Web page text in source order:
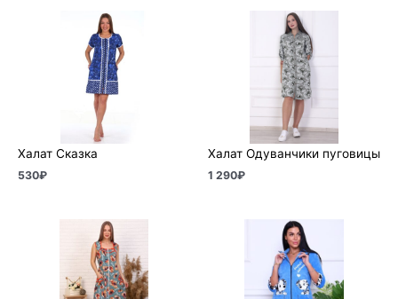
Халат Сказка
530₽
Халат Одуванчики пуговицы
1 290₽